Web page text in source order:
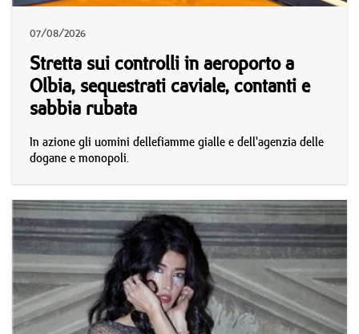
07/08/2026
Stretta sui controlli in aeroporto a
Olbia, sequestrati caviale, contanti e
sabbia rubata
In azione gli uomini dellefiamme gialle e dell'agenzia delle
dogane e monopoli.